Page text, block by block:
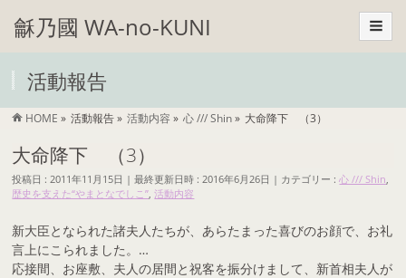
龢乃國 WA-no-KUNI
活動報告
HOME » 活動報告» 活動内容 » 心 /// Shin» 大命降下 （3）
大命降下 （3）
投稿日 : 2011年11月15日 最終更新日時 : 2016年6月26日 カテゴリー :心 /// Shin,
歴史を支えた“やまとなでしこ”,活動内容
新大臣となられた諸夫人たちが、あらたまった喜びのお顔で、お礼
言上にこられました。 …
応接間、お座敷、夫人の居間と祝客を振分けまして、新首相夫人が